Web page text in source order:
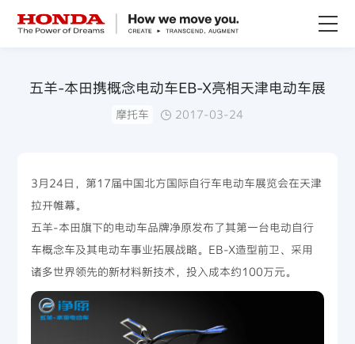
赛事运动
新闻资讯
五羊-本田携概念电动车EB-X亮相天津电动车展
摩托车 2017-03-24
3月24日，第17届中国北方国际自行车电动车展览会在天津
拉开帷幕。
五羊-本田旗下的电动车品牌净原发布了其第一台电动自行
车概念车及其电动车事业拓展战略。EB-X造型前卫、采用
诸多世界领先的新材料新技术，投入成本约100万元。